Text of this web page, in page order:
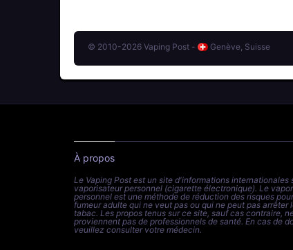
© 2010-2026 Vaping Post - Genève, Suisse
À propos
Le Vaping Post est un site d'informations internationales
vaporisateur personnel (cigarette électronique). Le
personnel est une méthode de réduction des risques
fumeur adulte qui ne veut pas ou qui ne peut pas arrêter
tabac. Les propos tenus sur ce site, sauf cas contraire,
proviennent pas de professionnels de santé. En cas de
veuillez consulter votre médecin.